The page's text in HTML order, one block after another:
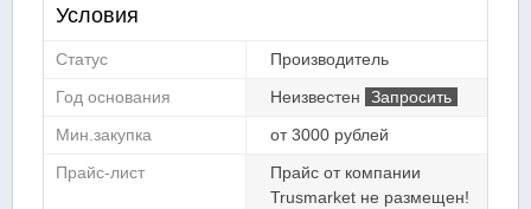
Условия
Статус
Производитель
Год основания
Неизвестен
Запросить
Мин.закупка
от 3000 рублей
Прайс-лист
Прайс от компании
Trusmarket не размещен!